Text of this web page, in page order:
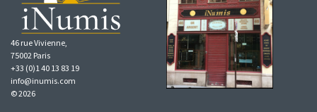
46 rue Vivienne,
75002 Paris
+33 (0)1 40 13 83 19
info@inumis.com
© 2026